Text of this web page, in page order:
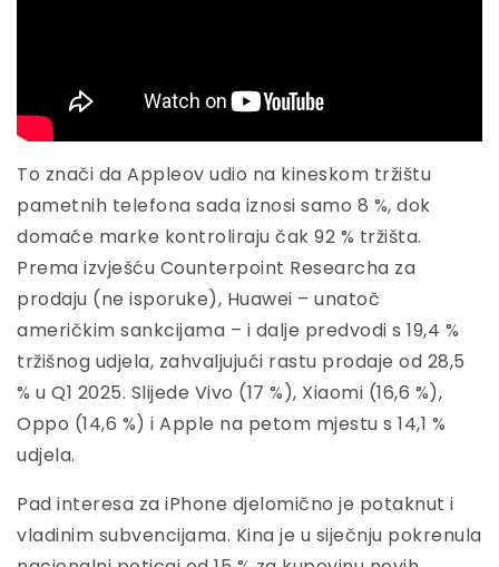
To znači da Appleov udio na kineskom tržištu
pametnih telefona sada iznosi samo 8 %, dok
domaće marke kontroliraju čak 92 % tržišta.
Prema izvješću Counterpoint Researcha za
prodaju (ne isporuke), Huawei – unatoč
američkim sankcijama – i dalje predvodi s 19,4 %
tržišnog udjela, zahvaljujući rastu prodaje od 28,5
% u Q1 2025. Slijede Vivo (17 %), Xiaomi (16,6 %),
Oppo (14,6 %) i Apple na petom mjestu s 14,1 %
udjela.
Pad interesa za iPhone djelomično je potaknut i
vladinim subvencijama. Kina je u siječnju pokrenula